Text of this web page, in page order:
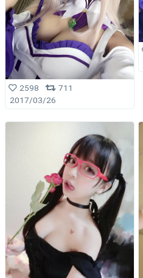
2598
711
2017/03/26